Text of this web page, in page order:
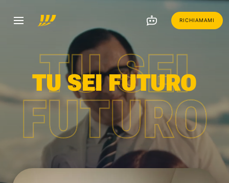
RICHIAMAMI
TU SEI
FUTURO
TU SEI FUTURO